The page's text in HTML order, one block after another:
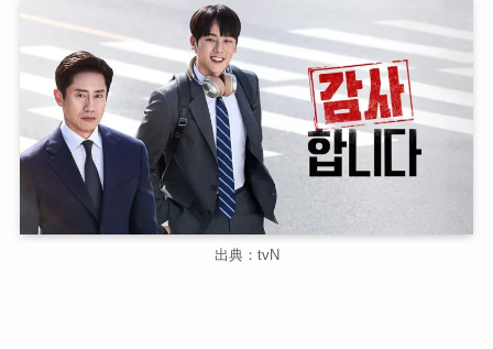
出典：tvN